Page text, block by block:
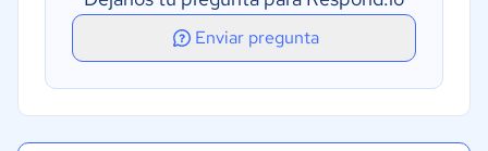
Enviar pregunta